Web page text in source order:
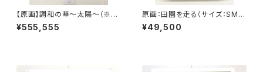
【原画】調和の華〜太陽〜（※特
別記念作品の為、価格及び販売
条件調整中）
¥555,555
原画：田園を走る（サイズ：SM
号・額縁外寸：よこ25.8cm×た
て32.7㎝×奥行4.5㎝）
¥49,500